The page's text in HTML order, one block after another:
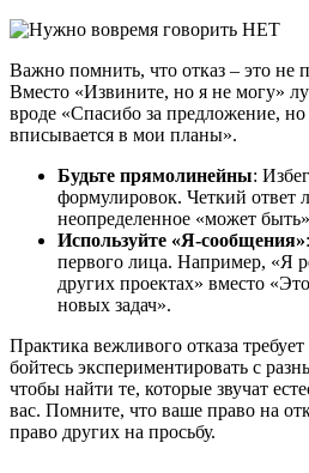
Важно помнить, что отказ – это не
Вместо «Извините, но я не могу»
вроде «Спасибо за предложение, но
вписывается в мои планы».
Будьте прямолинейны:
формулировок. Четкий ответ
неопределенное «может
Используйте «Я-сообщения»
первого лица. Например, «Я
других проектах» вместо
новых задач».
Практика вежливого отказа
бойтесь экспериментировать с
чтобы найти те, которые звучат
вас. Помните, что ваше право на
право других на просьбу.